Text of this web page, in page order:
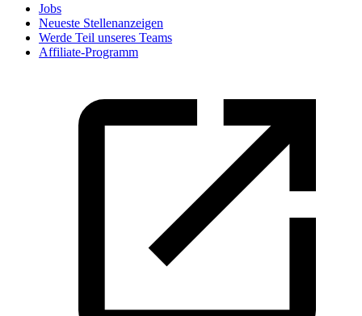
Jobs
Neueste Stellenanzeigen
Werde Teil unseres Teams
Affiliate-Programm